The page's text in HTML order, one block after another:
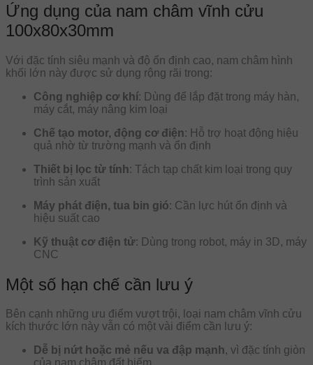
Ứng dụng của nam châm vĩnh cửu
100x80x30mm
Với đặc tính siêu mạnh và độ ổn định cao, nam châm hình
khối lớn này được sử dụng rộng rãi trong:
Công nghiệp cơ khí: Dùng để lắp đặt trong máy hàn,
máy cắt, máy nâng kim loại
Chế tạo motor, động cơ điện: Hỗ trợ hoạt động hiệu
quả nhờ từ trường mạnh và ổn định
Thiết bị lọc từ tính: Tách tạp chất kim loại trong quy
trình sản xuất
Máy phát điện, tua bin gió: Cần lực hút ổn định và
hiệu suất cao
Kỹ thuật cơ điện tử: Dùng trong robot, máy in 3D, máy
CNC
Một số hạn chế cần lưu ý
Bên cạnh những ưu điểm vượt trội, loại nam châm vĩnh cửu
kích thước lớn này vẫn có một vài điểm cần lưu ý:
Dễ bị nứt hoặc mẻ nếu va đập mạnh, vì đặc tính giòn